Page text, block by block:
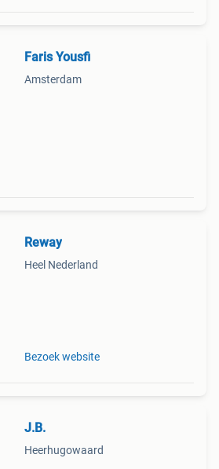
Faris Yousfi
Amsterdam
Reway
Heel Nederland
Bezoek website
J.B.
Heerhugowaard